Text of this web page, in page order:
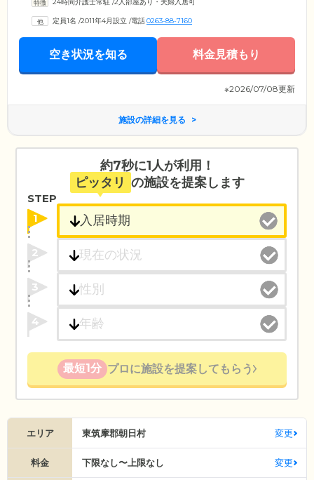
ある認知症の方でも、安心して生活できる環境です。ホームでは、旗揚
ほかの時間はテレビをみたり、お茶を飲んだりしてのんびりしていま
す。まるで家族と一緒にいるかのような、和気あいあいとした雰囲気で
定員1名 /2011年4月設立 /電話0263-88-7160
空き状況を知る 料金見積もり
※2026/07/08更新
施設の詳細を見る
約7秒に1人が利用！
ピッタリ の施設を提案します
STEP
1
2
3
4
最短1分 プロに施設を提案してもらう
エリア 東筑摩郡朝日村 変更
料金 下限なし〜上限なし 変更